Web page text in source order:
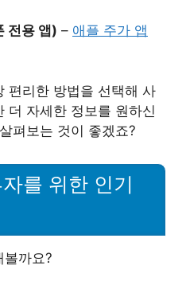
전용 앱) – 애플 주가 앱
편리한 방법을 선택해 사
더 자세한 정보를 원하신
펴보는 것이 좋겠죠?
를 위한 인기
볼까요?